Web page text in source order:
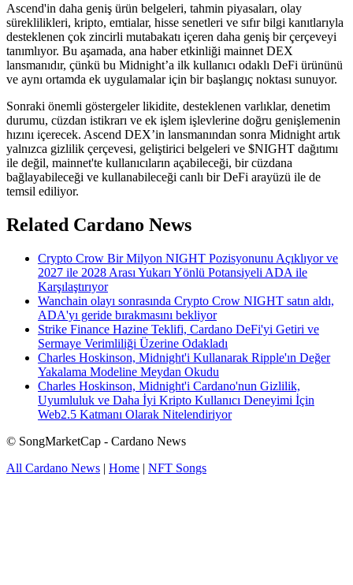
Ascend'in daha geniş ürün belgeleri, tahmin piyasaları, olay
süreklilikleri, kripto, emtialar, hisse senetleri ve sıfır bilgi kanıtlarıyla
desteklenen çok zincirli mutabakatı içeren daha geniş bir çerçeveyi
tanımlıyor. Bu aşamada, ana haber etkinliği mainnet DEX
lansmanıdır, çünkü bu Midnight’a ilk kullanıcı odaklı DeFi ürününü
ve aynı ortamda ek uygulamalar için bir başlangıç noktası sunuyor.
Sonraki önemli göstergeler likidite, desteklenen varlıklar, denetim
durumu, cüzdan istikrarı ve ek işlem işlevlerine doğru genişlemenin
hızını içerecek. Ascend DEX’in lansmanından sonra Midnight artık
yalnızca gizlilik çerçevesi, geliştirici belgeleri ve $NIGHT dağıtımı
ile değil, mainnet'te kullanıcıların açabileceği, bir cüzdana
bağlayabileceği ve kullanabileceği canlı bir DeFi arayüzü ile de
temsil ediliyor.
Related Cardano News
Crypto Crow Bir Milyon NIGHT Pozisyonunu Açıklıyor ve
2027 ile 2028 Arası Yukarı Yönlü Potansiyeli ADA ile
Karşılaştırıyor
Wanchain olayı sonrasında Crypto Crow NIGHT satın aldı,
ADA'yı geride bırakmasını bekliyor
Strike Finance Hazine Teklifi, Cardano DeFi'yi Getiri ve
Sermaye Verimliliği Üzerine Odakladı
Charles Hoskinson, Midnight'i Kullanarak Ripple'ın Değer
Yakalama Modeline Meydan Okudu
Charles Hoskinson, Midnight'i Cardano'nun Gizlilik,
Uyumluluk ve Daha İyi Kripto Kullanıcı Deneyimi İçin
Web2.5 Katmanı Olarak Nitelendiriyor
© SongMarketCap - Cardano News
All Cardano News | Home | NFT Songs